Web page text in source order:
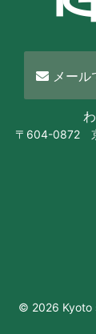
メー
〒604-0872
© 2026 Kyoto